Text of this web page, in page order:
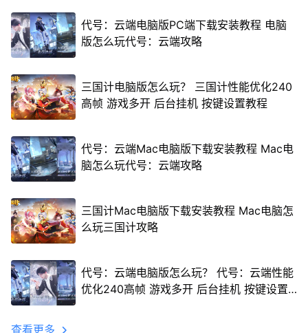
代号：云端电脑版PC端下载安装教程 电脑
版怎么玩代号：云端攻略
三国计电脑版怎么玩？ 三国计性能优化240
高帧 游戏多开 后台挂机 按键设置教程
代号：云端Mac电脑版下载安装教程 Mac电
脑怎么玩代号：云端攻略
三国计Mac电脑版下载安装教程 Mac电脑怎
么玩三国计攻略
代号：云端电脑版怎么玩？ 代号：云端性能
优化240高帧 游戏多开 后台挂机 按键设置
查看更多